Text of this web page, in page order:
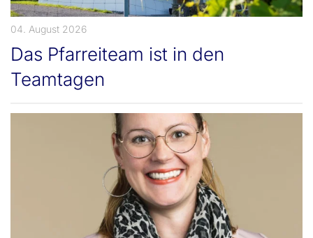
04. August 2026
Das Pfarreiteam ist in den
Teamtagen